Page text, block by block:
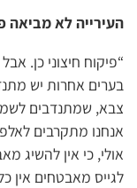
העירייה לא מביאה
“פיקוח חיצוני כן.
בערים אחרות יש
צבא, שמתנדבים
אנחנו מתקרבים
אולי, כי אין להשיג
לגייס מאבטחים אין